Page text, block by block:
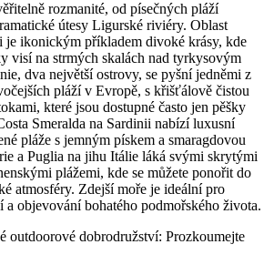
rozmanité, od písečných pláží
útesy Ligurské riviéry. Oblast
ikonickým příkladem divoké krásy, kde
visí na strmých skalách nad tyrkysovým
dva největší ostrovy, se pyšní jedněmi z
pláží v Evropě, s křišťálově čistou
které jsou dostupné často jen pěšky
Smeralda na Sardinii nabízí luxusní
pláže s jemným pískem a smaragdovou
a Puglia na jihu Itálie láká svými skrytými
plážemi, kde se můžete ponořit do
atmosféry. Zdejší moře je ideální pro
a objevování bohatého podmořského života.